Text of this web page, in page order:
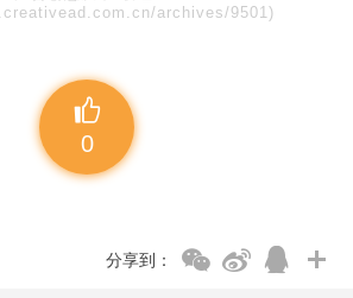
archives/9501)
0
分享到：